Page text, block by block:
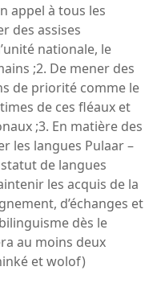
appel à tous les
des assises
nationale, le
;2. De mener des
de priorité comme le
de ces fléaux et
;3. En matière des
les langues Pulaar –
de langues
les acquis de la
d’échanges et
dès le
au moins deux
et wolof)